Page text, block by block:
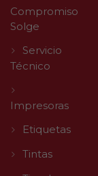
Compromiso
Solge
Servicio
Técnico
Impresoras
Etiquetas
Tintas